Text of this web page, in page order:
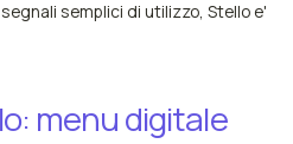
semplici di utilizzo, Stello e'
menu digitale